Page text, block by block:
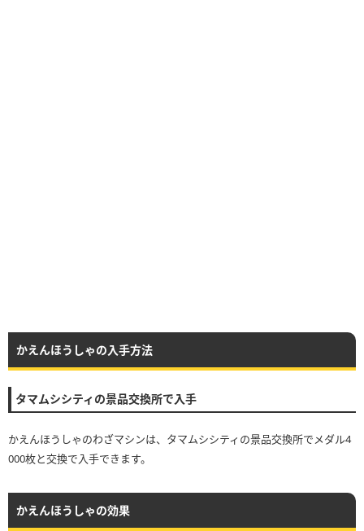
かえんほうしゃの入手方法
タマムシシティの景品交換所で入手
かえんほうしゃのわざマシンは、タマムシシティの景品交換所でメダル4
000枚と交換で入手できます。
かえんほうしゃの効果